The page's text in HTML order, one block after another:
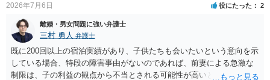
2026年7月6日 役にたった 2
離婚・男女問題に強い弁護士
三村 勇人 弁護士
既に200回以上の宿泊実績があり、子供たちも会いたいという意向を示
している場合、特段の障害事由がないのであれば、前妻による急激な
制限は、子の利益の観点から不当とされる可能性が高いと考えられま